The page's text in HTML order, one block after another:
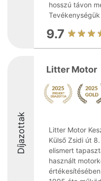
hosszú távon
Tevékenységük
9.7
Díjazottak
Litter Motor
Litter Motor
Külső Zsidi út
elismert
használt